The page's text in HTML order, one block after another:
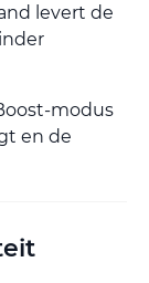
levert de
modus
en de